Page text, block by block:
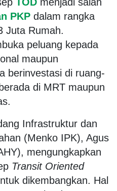
PKP dalam rangka
Juta Rumah.
peluang kepada
maupun
berinvestasi di ruang-
di MRT maupun
Infrastruktur dan
(Menko IPK), Agus
mengungkapkan
Transit Oriented
dikembangkan. Hal